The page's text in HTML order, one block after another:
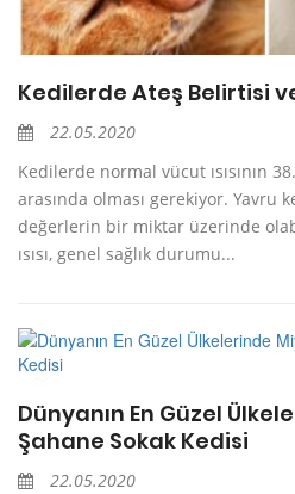
Kedilerde Ateş Belirtisi
22.05.2020
Kedilerde normal vücut ısısının
arasında olması gerekiyor. Yavru
değerlerin bir miktar üzerinde
ısısı, genel sağlık durumu...
Dünyanın En Güzel
Şahane Sokak Kedisi
22.05.2020